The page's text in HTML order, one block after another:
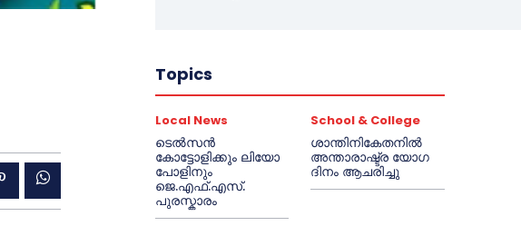
Topics
Local News
ടെൽസൻ
കോട്ടോളിക്കും ലിയോ
പോളിനും
ജെ.എഫ്.എസ്.
പുരസ്കാരം
School & College
ശാന്തിനികേതനിൽ
അന്താരാഷ്ട്ര യോഗ
ദിനം ആചരിച്ചു